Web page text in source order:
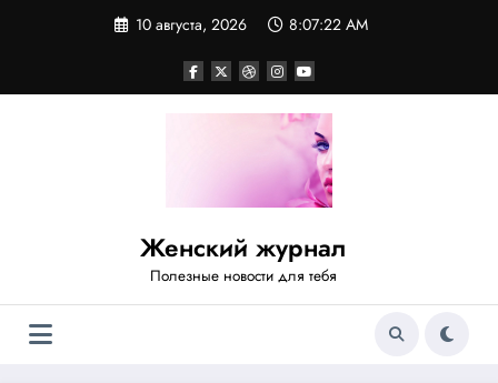
10 августа, 2026 8:07:22 AM
Женский журнал
Полезные новости для тебя